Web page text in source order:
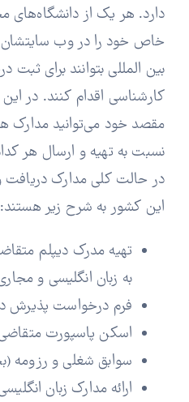
دارد. هر یک از
خاص خود را در وب سایتشان
بین المللی بتوانند برای ثبت
کارشناسی اقدام کنند. در
مقصد خود می‌توانید مدارک
نسبت به تهیه و ارسال هر
در حالت کلی مدارک دریافت
این کشور به شرح زیر هستند:
تهیه مدرک دیپلم
به زبان انگلیسی و
فرم درخواست پذیرش
اسکن پاسپورت
سوابق شغلی و رزومه